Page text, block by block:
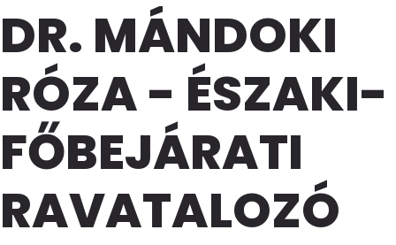
DR. MÁNDOKI
RÓZA - ÉSZAKI-
FŐBEJÁRATI
RAVATALOZÓ